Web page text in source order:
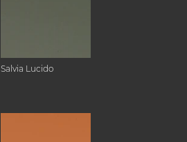
Salvia Lucido